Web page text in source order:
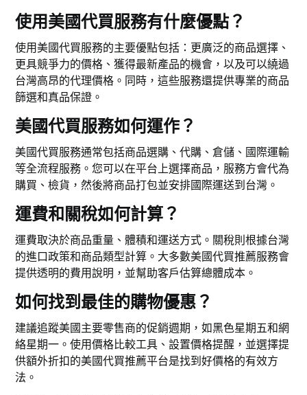
使用美國代買服務有什麼優點？
使用美國代買服務的主要優點包括：更廣泛的商品選擇、
更具競爭力的價格、獲得最新產品的機會，以及可以繞過
台灣高昂的代理價格。同時，這些服務還提供專業的商品
篩選和真品保證。
美國代買服務如何運作？
美國代買服務通常包括商品選購、代購、倉儲、國際運輸
等全流程服務。您可以在平台上選擇商品，服務方會代為
購買、檢貨，然後將商品打包並安排國際運送到台灣。
運費和關稅如何計算？
運費取決於商品重量、體積和運送方式。關稅則根據台灣
的進口政策和商品類型計算。大多數美國代買推薦服務會
提供透明的費用說明，並幫助客戶估算總體成本。
如何找到最佳的購物優惠？
建議追蹤美國主要零售商的促銷週期，如黑色星期五和網
絡星期一。使用價格比較工具、設置價格提醒，並選擇提
供額外折扣的美國代買推薦平台是找到好價格的有效方
法。